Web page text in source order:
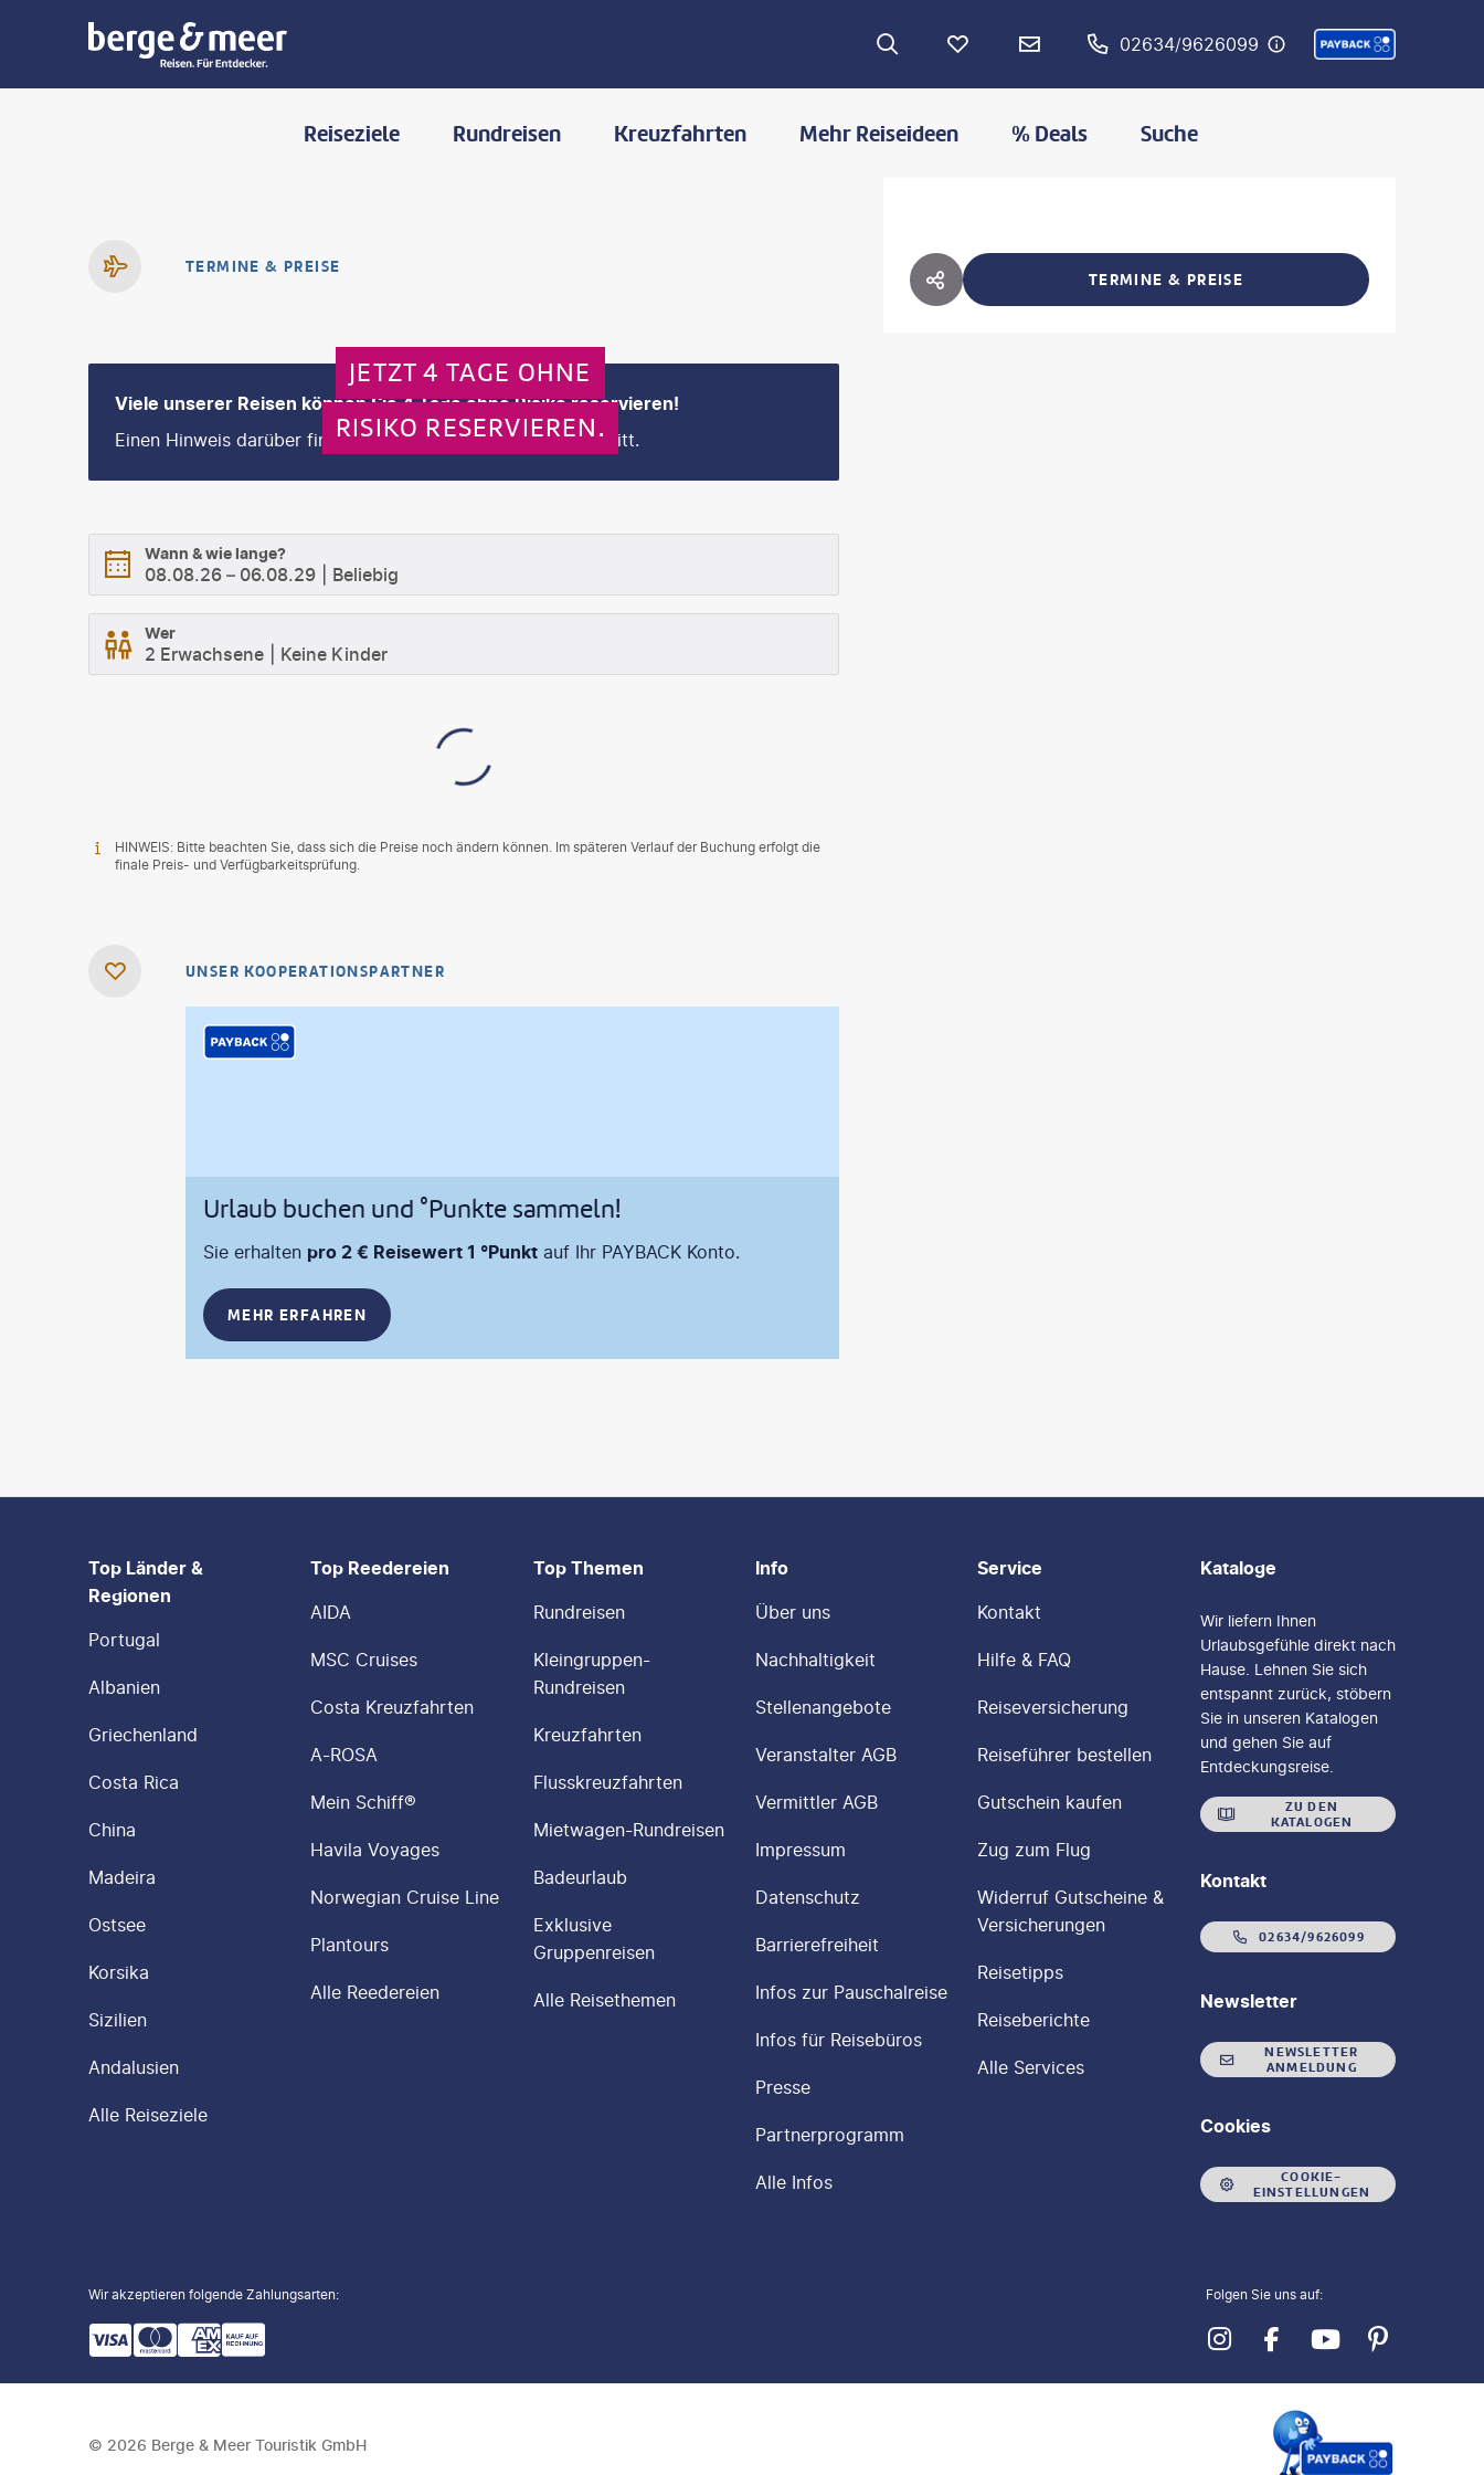
02634/9626099
Reiseziele Rundreisen Kreuzfahrten Mehr Reiseideen % Deals Suche
HOTEL TEILEN TERMINE & PREISE
TERMINE & PREISE
JETZT 4 TAGE OHNE
RISIKO RESERVIEREN.
Viele unserer Reisen können Sie 4 Tage ohne Risiko reservieren!
Einen Hinweis darüber finden Sie im nächsten Buchungsschritt.
Wann & wie lange?
08.08.26 – 06.08.29 Beliebig
Wer
2 Erwachsene Keine Kinder
HINWEIS: Bitte beachten Sie, dass sich die Preise noch ändern können. Im späteren Verlauf der Buchung erfolgt die
finale Preis- und Verfügbarkeitsprüfung.
UNSER KOOPERATIONSPARTNER
Urlaub buchen und °Punkte sammeln!
Sie erhalten pro 2 € Reisewert 1 °Punkt auf Ihr PAYBACK Konto.
MEHR ERFAHREN
Footer navigation
Top Länder &
Regionen
Portugal
Albanien
Griechenland
Costa Rica
China
Madeira
Ostsee
Korsika
Sizilien
Andalusien
Alle Reiseziele
Top Reedereien
AIDA
MSC Cruises
Costa Kreuzfahrten
A-ROSA
Mein Schiff®
Havila Voyages
Norwegian Cruise Line
Plantours
Alle Reedereien
Top Themen
Rundreisen
Kleingruppen-
Rundreisen
Kreuzfahrten
Flusskreuzfahrten
Mietwagen-Rundreisen
Badeurlaub
Exklusive
Gruppenreisen
Alle Reisethemen
Info
Über uns
Nachhaltigkeit
Stellenangebote
Veranstalter AGB
Vermittler AGB
Impressum
Datenschutz
Barrierefreiheit
Infos zur Pauschalreise
Infos für Reisebüros
Presse
Partnerprogramm
Alle Infos
Service
Kontakt
Hilfe & FAQ
Reiseversicherung
Reiseführer bestellen
Gutschein kaufen
Zug zum Flug
Widerruf Gutscheine &
Versicherungen
Reisetipps
Reiseberichte
Alle Services
Kataloge
Wir liefern Ihnen
Urlaubsgefühle direkt nach
Hause. Lehnen Sie sich
entspannt zurück, stöbern
Sie in unseren Katalogen
und gehen Sie auf
Entdeckungsreise.
ZU DEN
KATALOGEN
Kontakt
02634/9626099
Newsletter
NEWSLETTER
ANMELDUNG
Cookies
COOKIE-
EINSTELLUNGEN
Wir akzeptieren folgende Zahlungsarten: Folgen Sie uns auf:
© 2026 Berge & Meer Touristik GmbH